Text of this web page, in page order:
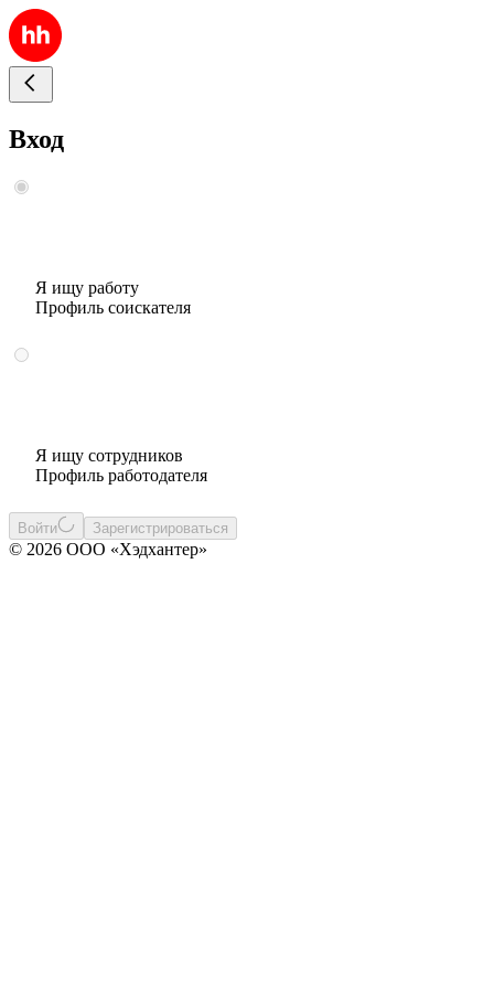
Вход
Я ищу работу
Профиль соискателя
Я ищу сотрудников
Профиль работодателя
Войти Зарегистрироваться
© 2026 ООО «Хэдхантер»